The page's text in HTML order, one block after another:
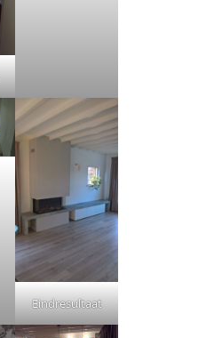
Eindresultaat